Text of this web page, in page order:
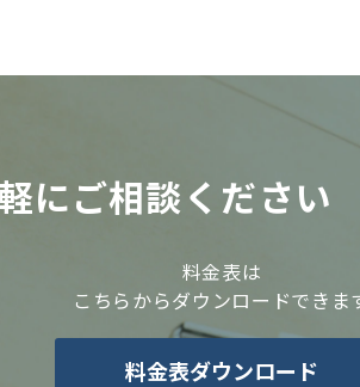
にご相談ください
料金表は
こちらからダウンロードできま
料金表ダウンロード